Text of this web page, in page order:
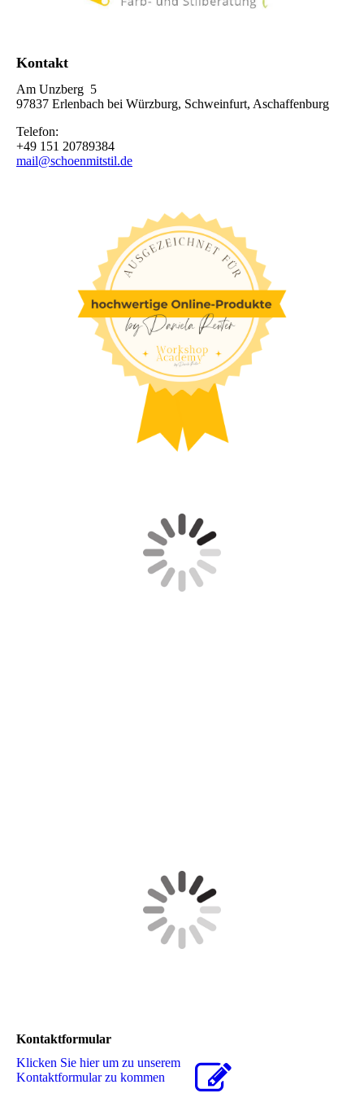
Kontakt
Am Unzberg 5
97837 Erlenbach bei Würzburg, Schweinfurt, Aschaffenburg
Telefon:
+49 151 20789384
mail@schoenmitstil.de
Kontaktformular
Klicken Sie hier um zu unserem
Kon­takt­for­mu­lar zu kommen